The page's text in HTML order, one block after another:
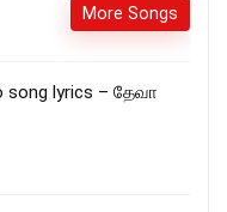
More Songs
song lyrics – தேவா